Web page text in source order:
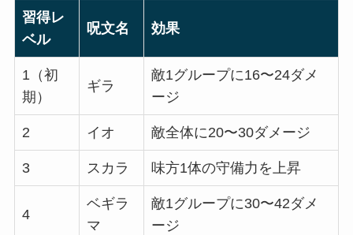
習得レ
ベル
呪文名 効果
1（初
期）
ギラ
敵1グループに16〜24ダメ
ージ
2 イオ 敵全体に20〜30ダメージ
3 スカラ 味方1体の守備力を上昇
4
ベギラ
マ
敵1グループに30〜42ダメ
ージ